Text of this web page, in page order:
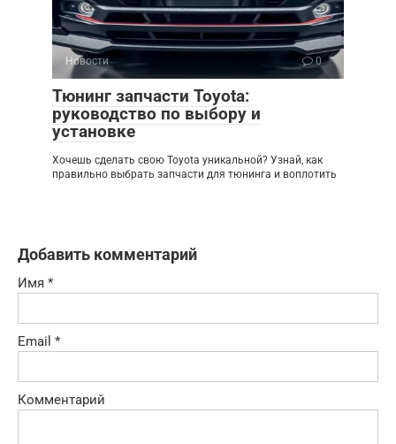
Новости 0
Тюнинг запчасти Toyota:
руководство по выбору и
установке
Хочешь сделать свою Toyota уникальной? Узнай, как
правильно выбрать запчасти для тюнинга и воплотить
Добавить комментарий
Имя *
Email *
Комментарий